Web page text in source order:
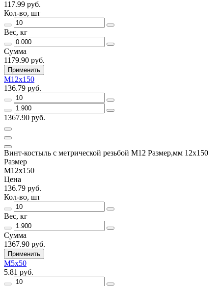
117.99 руб.
Кол-во, шт
Вес, кг
Сумма
1179.90 руб.
Применить
М12х150
136.79 руб.
1367.90 руб.
Винт-костыль с метрической резьбой М12 Размер,мм 12х150
Размер
М12х150
Цена
136.79 руб.
Кол-во, шт
Вес, кг
Сумма
1367.90 руб.
Применить
М5х50
5.81 руб.